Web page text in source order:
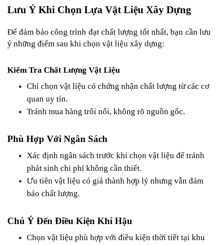
Lưu Ý Khi Chọn Lựa Vật Liệu Xây Dựng
Để đảm bảo công trình đạt chất lượng tốt nhất, bạn cần lưu
ý những điểm sau khi chọn vật liệu xây dựng:
Kiểm Tra Chất Lượng Vật Liệu
Chỉ chọn vật liệu có chứng nhận chất lượng từ các cơ
quan uy tín.
Tránh mua hàng trôi nổi, không rõ nguồn gốc.
Phù Hợp Với Ngân Sách
Xác định ngân sách trước khi chọn vật liệu để tránh
phát sinh chi phí không cần thiết.
Ưu tiên vật liệu có giá thành hợp lý nhưng vẫn đảm
bảo chất lượng.
Chú Ý Đến Điều Kiện Khí Hậu
Chọn vật liệu phù hợp với điều kiện thời tiết tại khu